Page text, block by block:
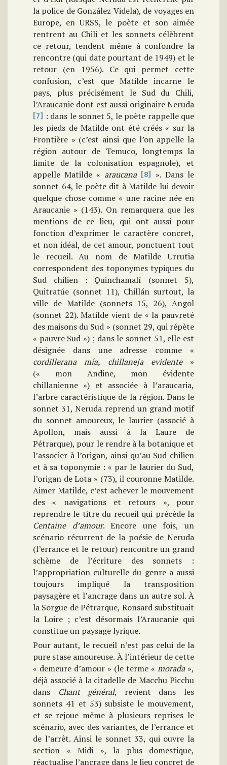
la police de González Videla), de voyages en
Europe, en URSS, le poète et son aimée
rentrent au Chili et les sonnets célèbrent
ce retour, tendent même à confondre la
rencontre (qui date pourtant de 1949) et le
retour (en 1956). Ce qui permet cette
confusion, c’est que Matilde incarne le
pays, plus précisément le Sud du Chili,
l’Araucanie dont est aussi originaire Neruda
[7] : dans le sonnet 5, le poète rappelle que
les pieds de Matilde ont été créés « sur la
Frontière » (c’est ainsi que l’on appelle la
région autour de Temuco, longtemps la
limite de la colonisation espagnole), et
appelle Matilde « araucana [8]
». Dans le
sonnet 64, le poète dit à Matilde lui devoir
quelque chose comme « une racine née en
Araucanie » (143). On remarquera que les
mentions de ce lieu, qui ont aussi pour
fonction d’exprimer le caractère concret,
et non idéal, de cet amour, ponctuent tout
le recueil. Au nom de Matilde Urrutia
correspondent des toponymes typiques du
Sud chilien : Quinchamalí (sonnet 5),
Quitratúe (sonnet 11), Chillán surtout, la
ville de Matilde (sonnets 15, 26), Angol
(sonnet 22). Matilde vient de « la pauvreté
des maisons du Sud » (sonnet 29, qui répète
« pauvre Sud ») ; dans le sonnet 51, elle est
désignée dans une adresse comme «
cordillerana mía, chillaneja evidente»
(« mon Andine, mon évidente
chillanienne ») et associée à l’araucaria,
l’arbre caractéristique de la région. Dans le
sonnet 31, Neruda reprend un grand motif
du sonnet amoureux, le laurier (associé à
Apollon, mais aussi à la Laure de
Pétrarque), pour le rendre à la botanique et
l’associer à l’origan, ainsi qu’au Sud chilien
et à sa toponymie : « par le laurier du Sud,
l’origan de Lota » (73), il couronne Matilde.
Aimer Matilde, c’est achever le mouvement
des « navigations et retours », pour
reprendre le titre du recueil qui précède la
Centaine d’amour. Encore une fois, un
scénario récurrent de la poésie de Neruda
(l’errance et le retour) rencontre un grand
schème de l’écriture des sonnets :
l’appropriation culturelle du genre a aussi
toujours impliqué la transposition
paysagère et l’ancrage dans un autre sol. À
la Sorgue de Pétrarque, Ronsard substituait
la Loire ; c’est désormais l’Araucanie qui
constitue un paysage lyrique.
Pour autant, le recueil n’est pas celui de la
pure stase amoureuse. À l’intérieur de cette
« demeure d’amour » (le terme « morada»,
déjà associé à la citadelle de Macchu Picchu
dans
Chant général, revient dans les
sonnets 41 et 53) subsiste le mouvement,
et se rejoue même à plusieurs reprises le
scénario, avec des variantes, de l’errance et
de l’arrêt. Ainsi le sonnet 33, qui ouvre la
section « Midi », la plus domestique,
réactualise l’ancrage dans le lieu concret de